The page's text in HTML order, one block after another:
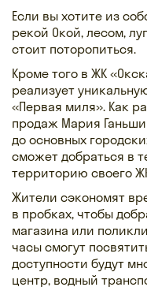
Если вы хотите из
рекой Окой, лесом,
стоит поторопиться.
Кроме того в ЖК
реализует
«Первая миля». Как
продаж Мария
до основных
сможет добраться в
территорию своего
Жители сэкономят
в пробках, чтобы
магазина или
часы смогут
доступности будут
центр, водный